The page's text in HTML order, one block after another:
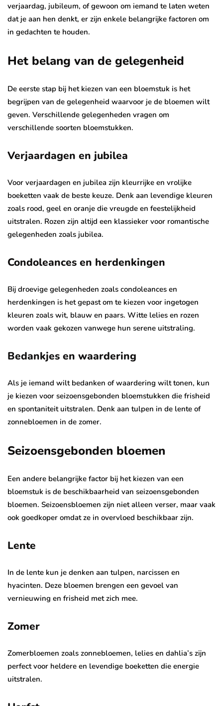
verjaardag, jubileum, of gewoon om iemand te laten weten
dat je aan hen denkt, er zijn enkele belangrijke factoren om
in gedachten te houden.
Het belang van de gelegenheid
De eerste stap bij het kiezen van een bloemstuk is het
begrijpen van de gelegenheid waarvoor je de bloemen wilt
geven. Verschillende gelegenheden vragen om
verschillende soorten bloemstukken.
Verjaardagen en jubilea
Voor verjaardagen en jubilea zijn kleurrijke en vrolijke
boeketten vaak de beste keuze. Denk aan levendige kleuren
zoals rood, geel en oranje die vreugde en feestelijkheid
uitstralen. Rozen zijn altijd een klassieker voor romantische
gelegenheden zoals jubilea.
Condoleances en herdenkingen
Bij droevige gelegenheden zoals condoleances en
herdenkingen is het gepast om te kiezen voor ingetogen
kleuren zoals wit, blauw en paars. Witte lelies en rozen
worden vaak gekozen vanwege hun serene uitstraling.
Bedankjes en waardering
Als je iemand wilt bedanken of waardering wilt tonen, kun
je kiezen voor seizoensgebonden bloemstukken die frisheid
en spontaniteit uitstralen. Denk aan tulpen in de lente of
zonnebloemen in de zomer.
Seizoensgebonden bloemen
Een andere belangrijke factor bij het kiezen van een
bloemstuk is de beschikbaarheid van seizoensgebonden
bloemen. Seizoensbloemen zijn niet alleen verser, maar vaak
ook goedkoper omdat ze in overvloed beschikbaar zijn.
Lente
In de lente kun je denken aan tulpen, narcissen en
hyacinten. Deze bloemen brengen een gevoel van
vernieuwing en frisheid met zich mee.
Zomer
Zomerbloemen zoals zonnebloemen, lelies en dahlia’s zijn
perfect voor heldere en levendige boeketten die energie
uitstralen.